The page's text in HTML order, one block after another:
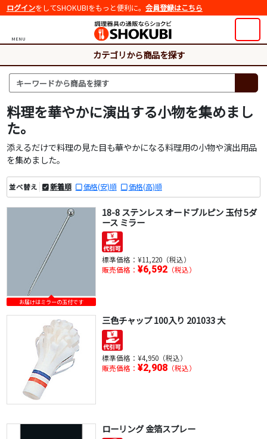
ログインをしてSHOKUBIをもっと便利に。 会員登録はこちら
MENU
カテゴリから商品を探す
料理を華やかに演出する小物を集めまし
た。
添えるだけで料理の見た目も華やかになる料理用の小物や演出用品
を集めました。
並べ替え 新着順 価格(安)順 価格(高)順
お届けはミラーの玉付です
18-8 ステンレス オードブルピン 玉付 5ダ
ース ミラー
標準価格： ¥11,220（税込）
販売価格： ¥6,592（税込）
三色チャップ 100入り 201033 大
標準価格： ¥4,950（税込）
販売価格： ¥2,908（税込）
ローリング 金箔スプレー